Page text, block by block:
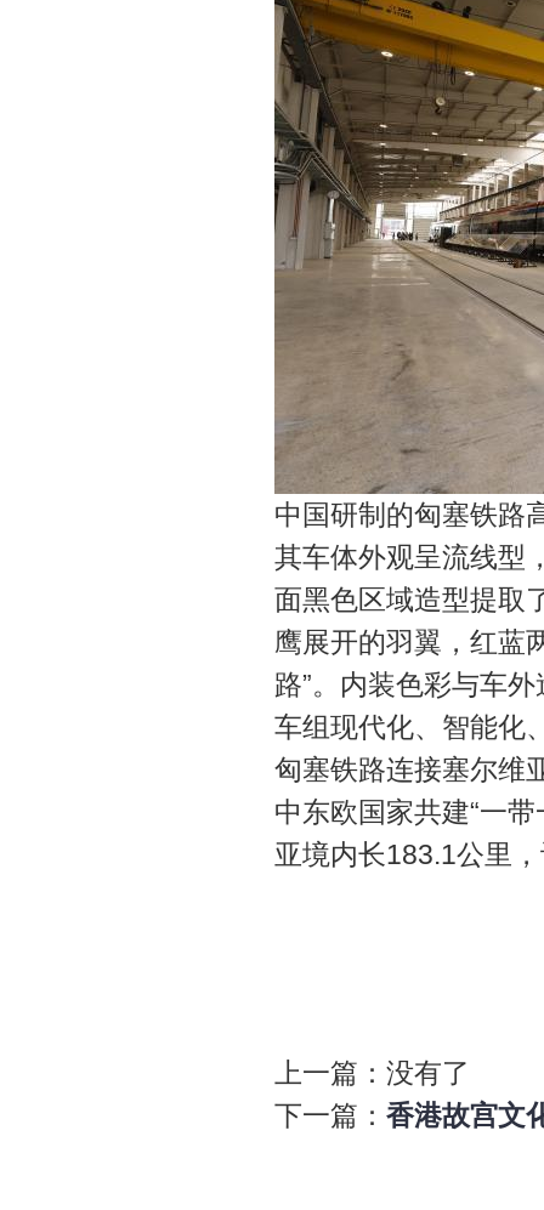
中国研制的匈塞铁路
其车体外观呈流线型
面黑色区域造型提取
鹰展开的羽翼，红蓝
路”。内装色彩与车
车组现代化、智能化
匈塞铁路连接塞尔维
中东欧国家共建“一
亚境内长183.1公里
上一篇：没有了
下一篇： 香港故宫文